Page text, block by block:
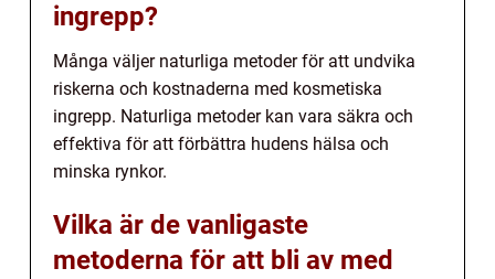
ingrepp?
Många väljer naturliga metoder för att undvika
riskerna och kostnaderna med kosmetiska
ingrepp. Naturliga metoder kan vara säkra och
effektiva för att förbättra hudens hälsa och
minska rynkor.
Vilka är de vanligaste
metoderna för att bli av med